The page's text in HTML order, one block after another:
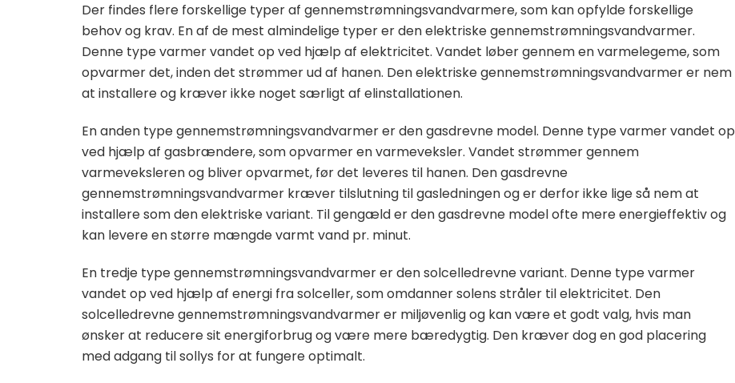
Der findes flere forskellige typer af gennemstrømningsvandvarmere, som kan opfylde forskellige
behov og krav. En af de mest almindelige typer er den elektriske gennemstrømningsvandvarmer.
Denne type varmer vandet op ved hjælp af elektricitet. Vandet løber gennem en varmelegeme, som
opvarmer det, inden det strømmer ud af hanen. Den elektriske gennemstrømningsvandvarmer er nem
at installere og kræver ikke noget særligt af elinstallationen.
En anden type gennemstrømningsvandvarmer er den gasdrevne model. Denne type varmer vandet op
ved hjælp af gasbrændere, som opvarmer en varmeveksler. Vandet strømmer gennem
varmeveksleren og bliver opvarmet, før det leveres til hanen. Den gasdrevne
gennemstrømningsvandvarmer kræver tilslutning til gasledningen og er derfor ikke lige så nem at
installere som den elektriske variant. Til gengæld er den gasdrevne model ofte mere energieffektiv og
kan levere en større mængde varmt vand pr. minut.
En tredje type gennemstrømningsvandvarmer er den solcelledrevne variant. Denne type varmer
vandet op ved hjælp af energi fra solceller, som omdanner solens stråler til elektricitet. Den
solcelledrevne gennemstrømningsvandvarmer er miljøvenlig og kan være et godt valg, hvis man
ønsker at reducere sit energiforbrug og være mere bæredygtig. Den kræver dog en god placering
med adgang til sollys for at fungere optimalt.